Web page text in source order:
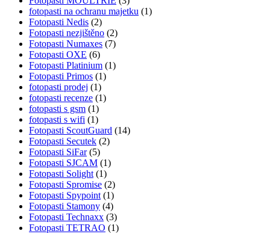
fotopasti na ochranu majetku (1)
Fotopasti Nedis (2)
Fotopasti nezjištěno (2)
Fotopasti Numaxes (7)
Fotopasti OXE (6)
Fotopasti Platinium (1)
Fotopasti Primos (1)
fotopasti prodej (1)
fotopasti recenze (1)
fotopasti s gsm (1)
fotopasti s wifi (1)
Fotopasti ScoutGuard (14)
Fotopasti Secutek (2)
Fotopasti SiFar(5)
Fotopasti SJCAM (1)
Fotopasti Solight (1)
Fotopasti Spromise (2)
Fotopasti Spypoint (1)
Fotopasti Stamony (4)
Fotopasti Technaxx (3)
Fotopasti TETRAO (1)